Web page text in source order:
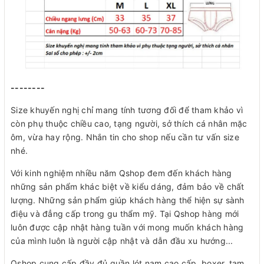
--------
Size khuyến nghị chỉ mang tính tương đối để tham khảo vì
còn phụ thuộc chiều cao, tạng người, sở thích cá nhân mặc
ôm, vừa hay rộng. Nhắn tin cho shop nếu cần tư vấn size
nhé.
Với kinh nghiệm nhiều năm Qshop đem đến khách hàng
những sản phẩm khác biệt về kiểu dáng, đảm bảo về chất
lượng. Những sản phẩm giúp khách hàng thể hiện sự sành
điệu và đẳng cấp trong gu thẩm mỹ. Tại Qshop hàng mới
luôn được cập nhật hàng tuần với mong muốn khách hàng
của mình luôn là người cập nhật và dẫn đầu xu hướng...